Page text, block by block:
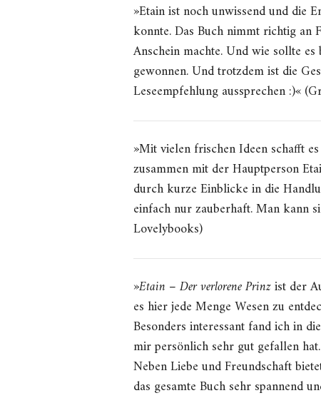
»Etain ist noch unwissend und die
konnte. Das Buch nimmt richtig an
Anschein machte. Und wie sollte
gewonnen. Und trotzdem ist die
Leseempfehlung aussprechen :)«
»Mit vielen frischen Ideen schafft
zusammen mit der Hauptperson
durch kurze Einblicke in die
einfach nur zauberhaft. Man kann
Lovelybooks)
»Etain – Der verlorene Prinzist der
es hier jede Menge Wesen zu
Besonders interessant fand ich in
mir persönlich sehr gut gefallen hat.
Neben Liebe und Freundschaft
das gesamte Buch sehr spannend